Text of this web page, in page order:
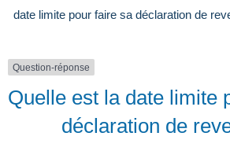
date limite pour faire sa déclaration de
Question-réponse
Quelle est la date limite
déclaration de